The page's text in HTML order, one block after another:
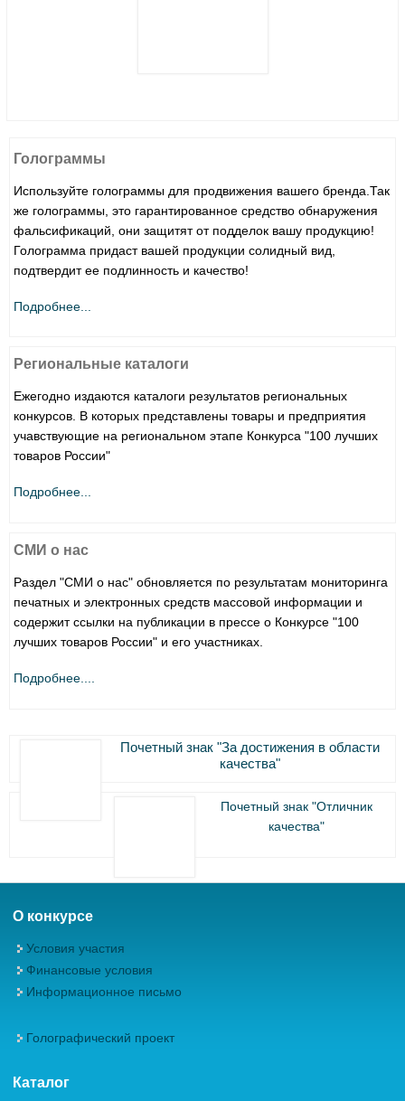
Голограммы
Используйте голограммы для продвижения вашего бренда.Так
же голограммы, это гарантированное средство обнаружения
фальсификаций, они защитят от подделок вашу продукцию!
Голограмма придаст вашей продукции солидный вид,
подтвердит ее подлинность и качество!
Подробнее...
Региональные каталоги
Ежегодно издаются каталоги результатов региональных
конкурсов. В которых представлены товары и предприятия
учавствующие на региональном этапе Конкурса "100 лучших
товаров России"
Подробнее...
СМИ о нас
Раздел "СМИ о нас" обновляется по результатам мониторинга
печатных и электронных средств массовой информации и
содержит ссылки на публикации в прессе о Конкурсе "100
лучших товаров России" и его участниках.
Подробнее....
Почетный знак "За достижения в области
качества"
Почетный знак "Отличник
качества"
О конкурсе
Условия участия
Финансовые условия
Информационное письмо
Голографический проект
Каталог